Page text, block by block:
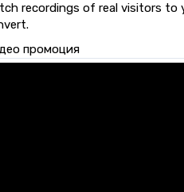
recordings of real visitors
промоция